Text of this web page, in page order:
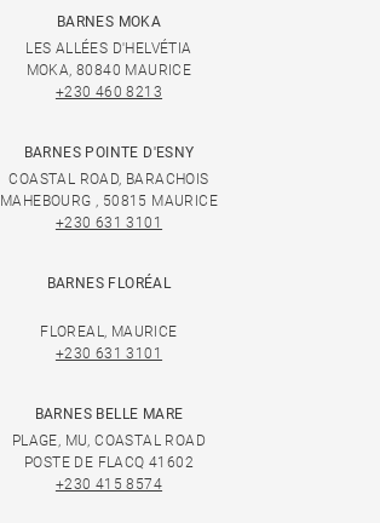
BARNES MOKA
LES ALLÉES D'HELVÉTIA
MOKA, 80840 MAURICE
+230 460 8213
BARNES POINTE D'ESNY
COASTAL ROAD, BARACHOIS
MAHEBOURG , 50815 MAURICE
+230 631 3101
BARNES FLORÉAL
FLOREAL, MAURICE
+230 631 3101
BARNES BELLE MARE
PLAGE, MU, COASTAL ROAD
POSTE DE FLACQ 41602
+230 415 8574